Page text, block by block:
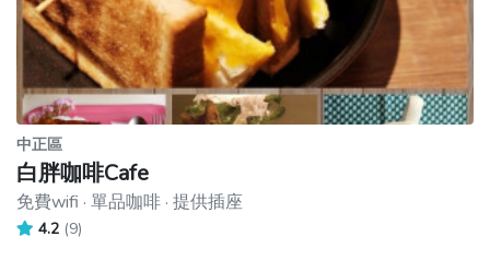
中正區
白胖咖啡Cafe
免費wifi · 單品咖啡 · 提供插座
4.2 (9)